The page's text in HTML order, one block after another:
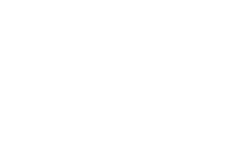
والصيف ، سماد